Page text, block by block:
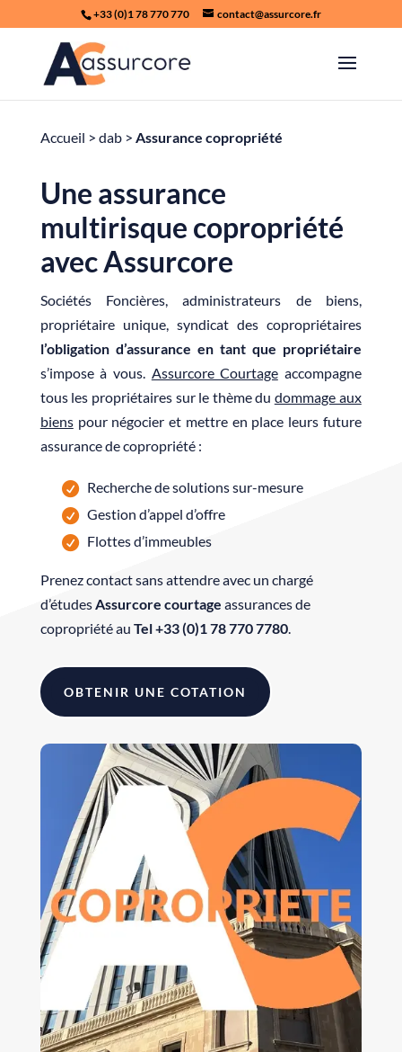
+33 (0)1 78 770 770 contact@assurcore.fr
Accueil > dab> Assurance copropriété
Une assurance
multirisque copropriété
avec Assurcore
Sociétés Foncières, administrateurs de biens,
propriétaire unique, syndicat des copropriétaires
l’obligation d’assurance en tant que propriétaire
s’impose à vous. Assurcore Courtageaccompagne
tous les propriétaires sur le thème du dommage aux
bienspour négocier et mettre en place leurs future
assurance de copropriété :
Recherche de solutions sur-mesure
Gestion d’appel d’offre
Flottes d’immeubles
Prenez contact sans attendre avec un chargé
d’étudesAssurcore courtage assurances de
copropriété au Tel +33 (0)1 78 770 7780.
OBTENIR UNE COTATION